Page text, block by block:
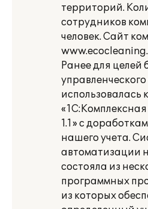
территорий.
сотрудников
человек. Сайт
Ранее для целей
использовалась
1.1» с
нашего учета.
автоматизации
состояла из
программных
из которых